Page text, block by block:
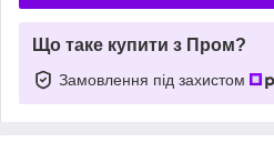
Що таке купити з Пром?
Замовлення під захистом